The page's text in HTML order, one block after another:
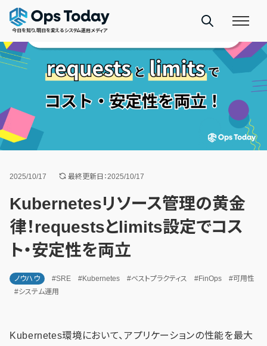
今日を知り、明日を変えるシステム運用メディア
2025/10/17 最終更新日：2025/10/17
Kubernetesリソース管理の黄金
律！requestsとlimits設定でコス
ト・安定性を両立
ノウハウ #SRE #Kubernetes #ベストプラクティス #FinOps
#可用性
#システム運用
Kubernetes環境において、アプリケーションの性能を最大